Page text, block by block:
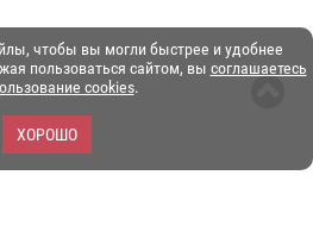
чтобы вы могли быстрее и удобнее
пользоваться сайтом, вы соглашаетесь
cookies.
ХОРОШО